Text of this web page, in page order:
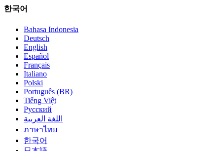
한국어
Bahasa Indonesia
Deutsch
English
Español
Français
Italiano
Polski
Português (BR)
Tiếng Việt
Русский
اللغة العربية
ภาษาไทย
한국어